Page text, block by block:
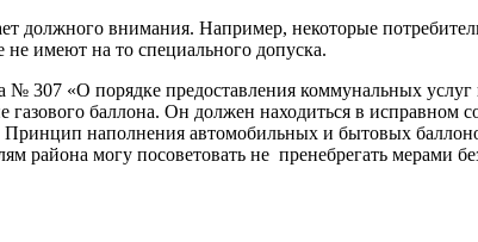
должного внимания. Например, некоторые
не имеют на то специального допуска.
№ 307 «О порядке предоставления коммунальных
газового баллона. Он должен находиться в
Принцип наполнения автомобильных и бытовых
могу посоветовать не пренебрегать мерами